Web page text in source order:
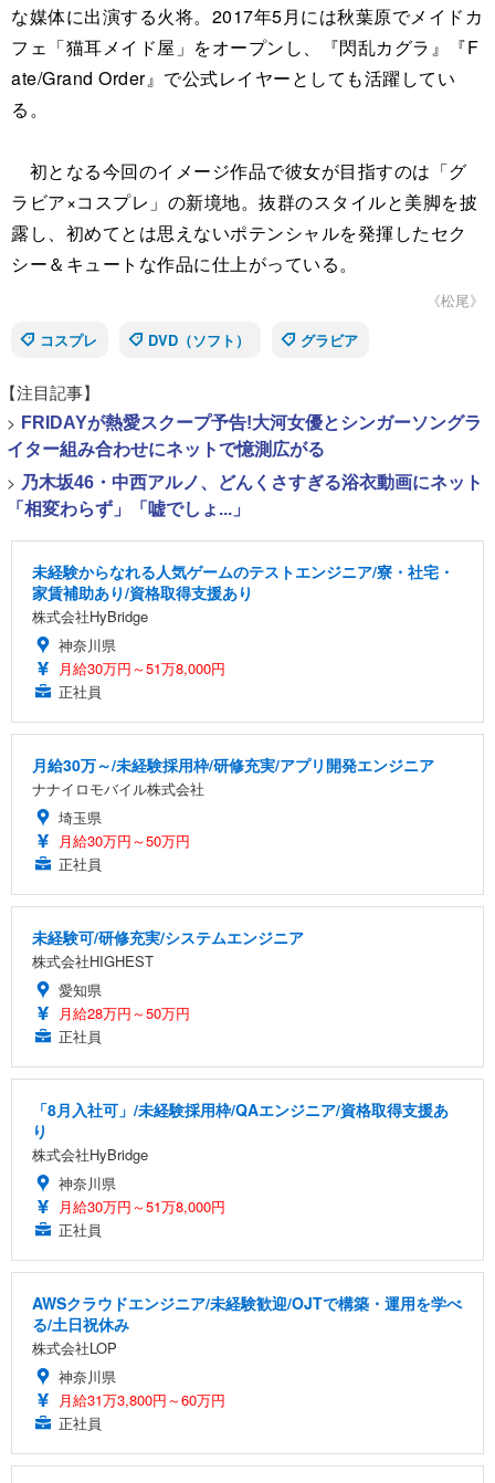
な媒体に出演する火将。2017年5月には秋葉原でメイドカ
フェ「猫耳メイド屋」をオープンし、『閃乱カグラ』『F
ate/Grand Order』で公式レイヤーとしても活躍してい
る。
初となる今回のイメージ作品で彼女が目指すのは「グ
ラビア×コスプレ」の新境地。抜群のスタイルと美脚を披
露し、初めてとは思えないポテンシャルを発揮したセク
シー＆キュートな作品に仕上がっている。
《松尾》
コスプレ
DVD（ソフト） グラビア
【注目記事】
> FRIDAYが熱愛スクープ予告!大河女優とシンガーソングラ
イター組み合わせにネットで憶測広がる
> 乃木坂46・中西アルノ、どんくさすぎる浴衣動画にネット
「相変わらず」「嘘でしょ...」
未経験からなれる人気ゲームのテストエンジニア/寮・社宅・
家賃補助あり/資格取得支援あり
株式会社HyBridge
神奈川県
月給30万円～51万8,000円
正社員
月給30万～/未経験採用枠/研修充実/アプリ開発エンジニア
ナナイロモバイル株式会社
埼玉県
月給30万円～50万円
正社員
未経験可/研修充実/システムエンジニア
株式会社HIGHEST
愛知県
月給28万円～50万円
正社員
「8月入社可」/未経験採用枠/QAエンジニア/資格取得支援あ
り
株式会社HyBridge
神奈川県
月給30万円～51万8,000円
正社員
AWSクラウドエンジニア/未経験歓迎/OJTで構築・運用を学べ
る/土日祝休み
株式会社LOP
神奈川県
月給31万3,800円～60万円
正社員